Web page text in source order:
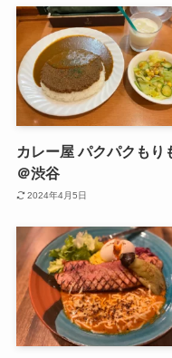
カレー屋 パクパクもり
＠渋谷
2024年4月5日